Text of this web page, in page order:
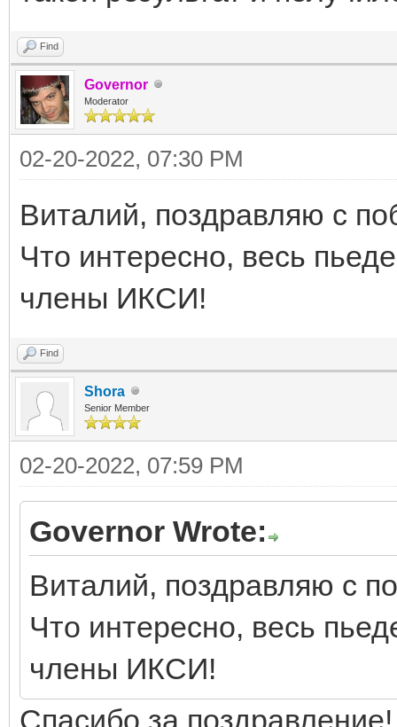
Find
Governor
Moderator
02-20-2022, 07:30 PM
Виталий, поздравляю с
Что интересно, весь
члены ИКСИ!
Find
Shora
Senior Member
02-20-2022, 07:59 PM
Governor Wrote:
Виталий, поздравляю с
Что интересно, весь
члены ИКСИ!
Спасибо за поздравление!